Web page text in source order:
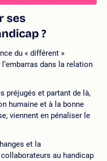
ses
?
du « différent »
dans la relation
préjugés et partant de là,
humaine et à la bonne
viennent en pénaliser le
et la
au handicap